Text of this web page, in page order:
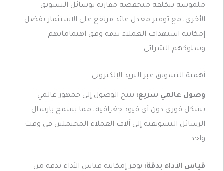
ملموسة بتكلفة منخفضة مقارنة بوسائل التسويق
الأخرى، مع توفير معدل عائد مرتفع على الاستثمار بفضل
إمكانية استهداف العملاء بدقة وفق اهتماماتهم
وسلوكهم الشرائي.
أهمية التسويق عبر البريد الإلكتروني
وصول عالمي سريع: يتيح الوصول إلى جمهور عالمي
بشكل فوري دون أي قيود جغرافية، مما يسمح بإرسال
الرسائل التسويقية إلى آلاف العملاء المحتملين في وقت
واحد.
قياس الأداء بدقة: يوفر إمكانية قياس الأداء بدقة من